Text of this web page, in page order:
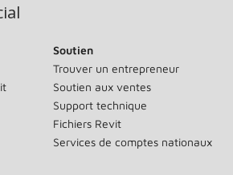
Soutien
Trouver un entrepreneur
Soutien aux ventes
Support technique
Fichiers Revit
Services de comptes nationaux